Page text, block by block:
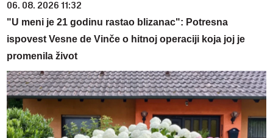
06. 08. 2026 11:32
"U meni je 21 godinu rastao blizanac": Potresna
ispovest Vesne de Vinče o hitnoj operaciji koja joj je
promenila život